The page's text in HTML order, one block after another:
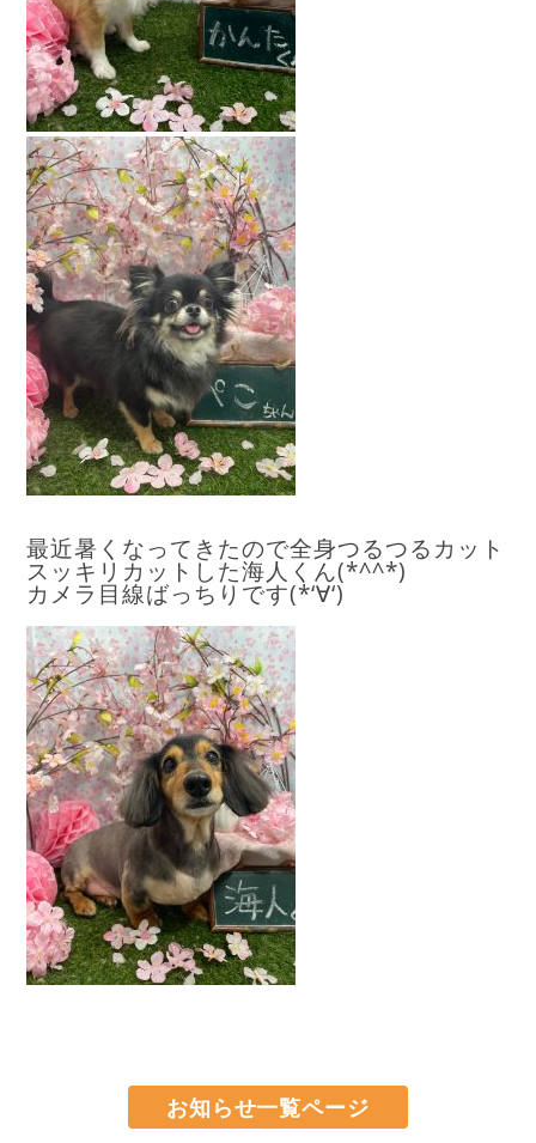
最近暑くなってきたので全身つるつるカット
スッキリカットした海人くん(*^^*)
カメラ目線ばっちりです(*‘∀‘)
お知らせ一覧ページ